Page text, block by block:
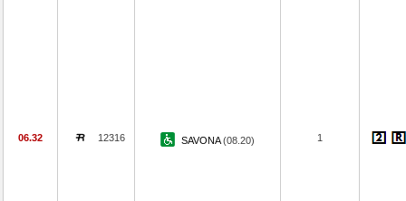
06.32 12316 SAVONA(08.20) 1